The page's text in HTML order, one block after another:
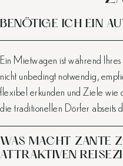
BENÖTIGE ICH EIN
Ein Mietwagen ist während
nicht unbedingt notwendig,
flexibel erkunden und Ziele wie
die traditionellen Dörfer abseits
WAS MACHT ZANTE
ATTRAKTIVEN